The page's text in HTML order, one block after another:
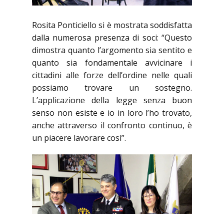
Rosita Ponticiello si è mostrata soddisfatta
dalla numerosa presenza di soci: “Questo
dimostra quanto l’argomento sia sentito e
quanto sia fondamentale avvicinare i
cittadini alle forze dell’ordine nelle quali
possiamo trovare un sostegno.
L’applicazione della legge senza buon
senso non esiste e io in loro l’ho trovato,
anche attraverso il confronto continuo, è
un piacere lavorare così”.